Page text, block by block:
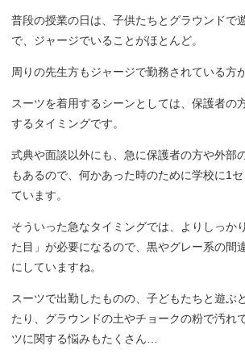
普段の授業の日は、子供たちとグラウンドで
で、ジャージでいることがほとんど。
周りの先生方もジャージで勤務されている方
スーツを着用するシーンとしては、保護者の
するタイミングです。
式典や面談以外にも、急に保護者の方や外部
もあるので、何かあった時のために学校に1
ています。
そういった急なタイミングでは、よりしっか
た目」が必要になるので、黒やグレー系の間
にしていますね。
スーツで出勤したものの、子どもたちと遊ぶ
たり、グラウンドの土やチョークの粉で汚れ
ツに関する悩みもたくさん…